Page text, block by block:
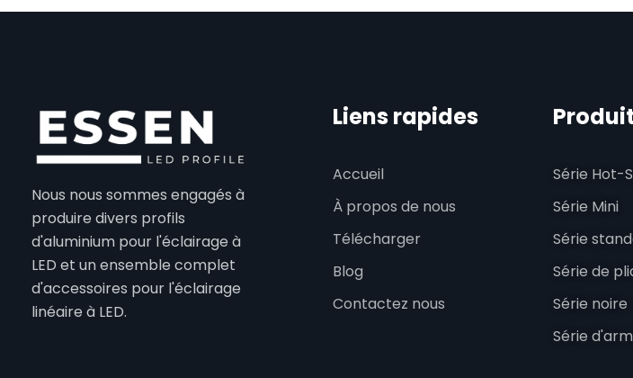
Nous nous sommes engagés à
produire divers profils
d'aluminium pour l'éclairage à
LED et un ensemble complet
d'accessoires pour l'éclairage
linéaire à LED.
Liens rapides
Accueil
À propos de nous
Télécharger
Blog
Contactez nous
Série Hot-
Série Mini
Série
Série de
Série noire
Série